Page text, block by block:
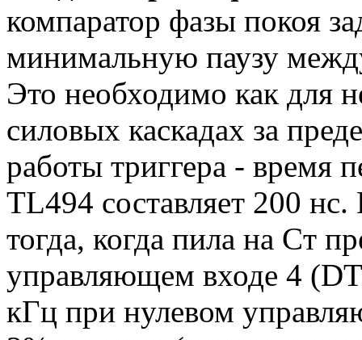
компаратор фазы покоя
минимальную паузу
Это необходимо как для
силовых каскадах за
работы триггера - время
TL494 составляет 200
тогда, когда пила на Cт
управляющем входе 4
кГц при нулевом